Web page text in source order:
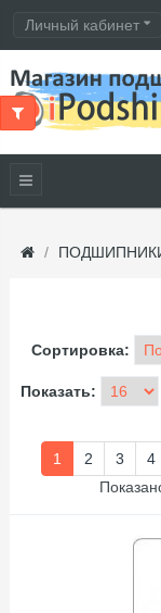
Личный кабинет
Сортировка:
Показать:
1 2 3 4